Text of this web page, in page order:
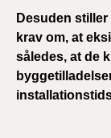
Desuden
krav om, at
således, at de